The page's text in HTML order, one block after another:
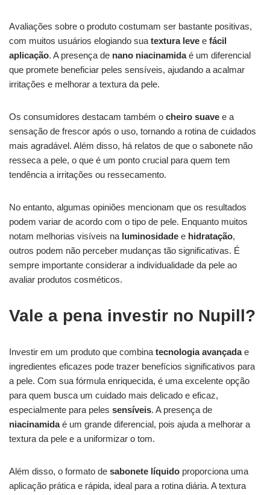
Avaliações sobre o produto costumam ser bastante positivas,
com muitos usuários elogiando sua textura leve e fácil
aplicação. A presença de nano niacinamidaé um diferencial
que promete beneficiar peles sensíveis, ajudando a acalmar
irritações e melhorar a textura da pele.
Os consumidores destacam também o cheiro suave e a
sensação de frescor após o uso, tornando a rotina de cuidados
mais agradável. Além disso, há relatos de que o sabonete não
resseca a pele, o que é um ponto crucial para quem tem
tendência a irritações ou ressecamento.
No entanto, algumas opiniões mencionam que os resultados
podem variar de acordo com o tipo de pele. Enquanto muitos
notam melhorias visíveis na luminosidade e hidratação,
outros podem não perceber mudanças tão significativas. É
sempre importante considerar a individualidade da pele ao
avaliar produtos cosméticos.
Vale a pena investir no Nupill?
Investir em um produto que combina tecnologia avançadae
ingredientes eficazes pode trazer benefícios significativos para
a pele. Com sua fórmula enriquecida, é uma excelente opção
para quem busca um cuidado mais delicado e eficaz,
especialmente para peles sensíveis. A presença de
niacinamidaé um grande diferencial, pois ajuda a melhorar a
textura da pele e a uniformizar o tom.
Além disso, o formato de sabonete líquido proporciona uma
aplicação prática e rápida, ideal para a rotina diária. A textura